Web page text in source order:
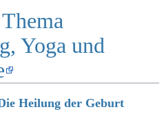
Yoga und
Heilung der Geburt